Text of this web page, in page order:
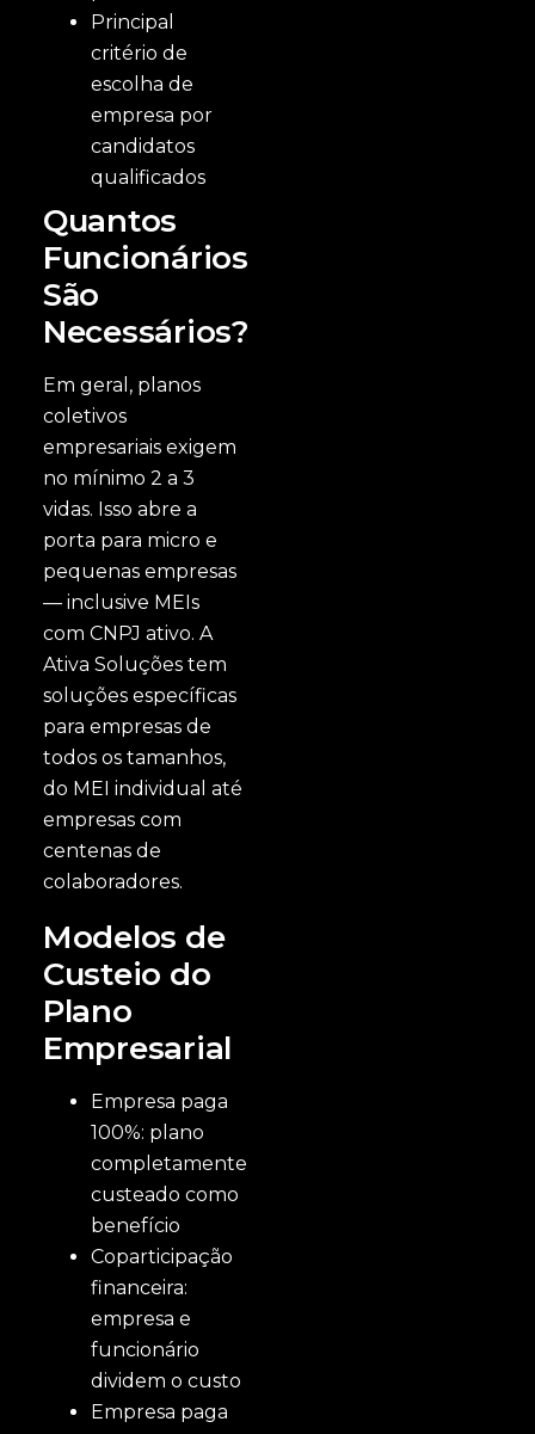
Principal
critério de
escolha de
empresa por
candidatos
qualificados
Quantos
Funcionários
São
Necessários?
Em geral, planos
coletivos
empresariais exigem
no mínimo 2 a 3
vidas. Isso abre a
porta para micro e
pequenas empresas
— inclusive MEIs
com CNPJ ativo. A
Ativa Soluções tem
soluções específicas
para empresas de
todos os tamanhos,
do MEI individual até
empresas com
centenas de
colaboradores.
Modelos de
Custeio do
Plano
Empresarial
Empresa paga
100%: plano
completamente
custeado como
benefício
Coparticipação
financeira:
empresa e
funcionário
dividem o custo
Empresa paga